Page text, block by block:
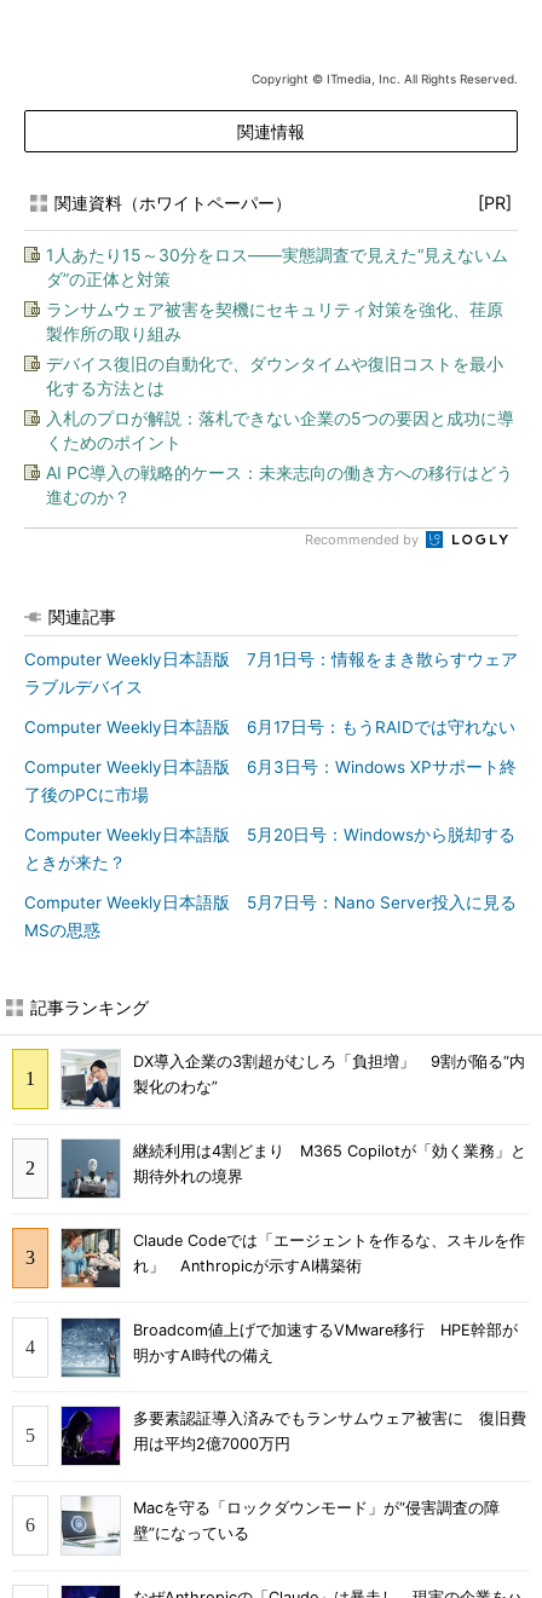
Copyright © ITmedia, Inc. All Rights Reserved.
関連情報
関連資料（ホワイトペーパー） [PR]
1人あたり15～30分をロス――実態調査で見えた“見えないム
ダ”の正体と対策
ランサムウェア被害を契機にセキュリティ対策を強化、荏原
製作所の取り組み
デバイス復旧の自動化で、ダウンタイムや復旧コストを最小
化する方法とは
入札のプロが解説：落札できない企業の5つの要因と成功に導
くためのポイント
AI PC導入の戦略的ケース：未来志向の働き方への移行はどう
進むのか？
Recommended by
関連記事
Computer Weekly日本語版 7月1日号：情報をまき散らすウェア
ラブルデバイス
Computer Weekly日本語版 6月17日号：もうRAIDでは守れない
Computer Weekly日本語版 6月3日号：Windows XPサポート終
了後のPCに市場
Computer Weekly日本語版 5月20日号：Windowsから脱却する
ときが来た？
Computer Weekly日本語版 5月7日号：Nano Server投入に見る
MSの思惑
記事ランキング
DX導入企業の3割超がむしろ「負担増」 9割が陥る“内
製化のわな”
継続利用は4割どまり M365 Copilotが「効く業務」と
期待外れの境界
Claude Codeでは「エージェントを作るな、スキルを作
れ」 Anthropicが示すAI構築術
Broadcom値上げで加速するVMware移行 HPE幹部が
明かすAI時代の備え
多要素認証導入済みでもランサムウェア被害に 復旧費
用は平均2億7000万円
Macを守る「ロックダウンモード」が“侵害調査の障
壁”になっている